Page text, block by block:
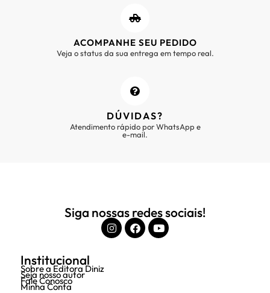
ACOMPANHE SEU PEDIDO
Veja o status da sua entrega em tempo real.
DÚVIDAS?
Atendimento rápido por WhatsApp e
e-mail.
Siga nossas redes sociais!
Institucional
Sobre a Editora Diniz
Seja nosso autor
Fale Conosco
Minha Conta